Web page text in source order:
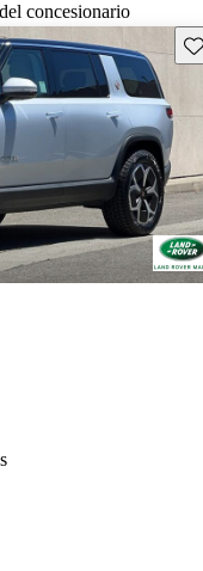
concesionario